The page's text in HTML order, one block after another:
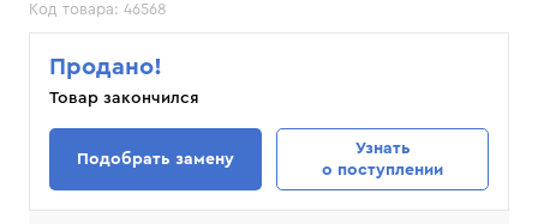
Код товара: 46568
Продано!
Товар закончился
Подобрать замену
Узнать
о поступлении